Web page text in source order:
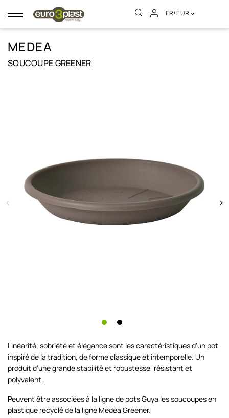
Basculer
la
FR/EUR
MEDEA
SOUCOUPE GREENER
Linéarité, sobriété et élégance sont les caractéristiques d’un pot
inspiré de la tradition, de forme classique et intemporelle. Un
produit d’une grande stabilité et robustesse, résistant et
polyvalent.
Peuvent être associées à la ligne de pots Guya les soucoupes en
plastique recyclé de la ligne Medea Greener.